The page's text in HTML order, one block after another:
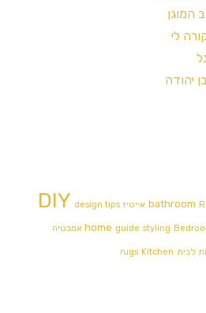
המוגן
לי
יהודה
bathroom אייטיז DIY design tips
home guide styling
לבית rugs Kitchen